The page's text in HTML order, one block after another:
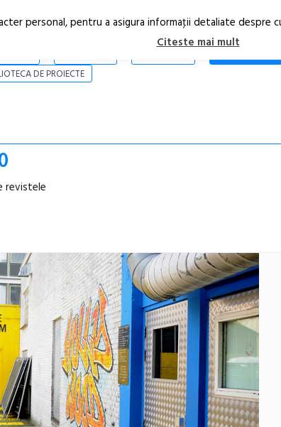
REVISTA PRINT
DE PROIECTE
revistele
personal, pentru a asigura informaţii detaliate
Citeste mai mult